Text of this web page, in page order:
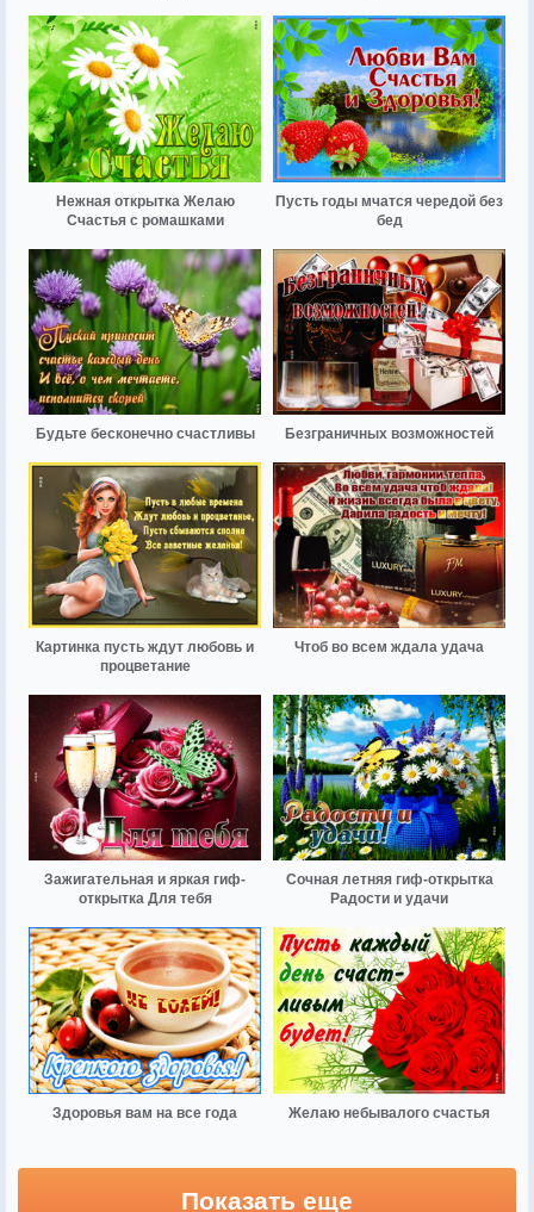
Нежная открытка Желаю
Счастья с ромашками
Пусть годы мчатся чередой без
бед
Будьте бесконечно счастливы Безграничных возможностей
Картинка пусть ждут любовь и
процветание
Чтоб во всем ждала удача
Зажигательная и яркая гиф-
открытка Для тебя
Сочная летняя гиф-открытка
Радости и удачи
Здоровья вам на все года Желаю небывалого счастья
Показать еще